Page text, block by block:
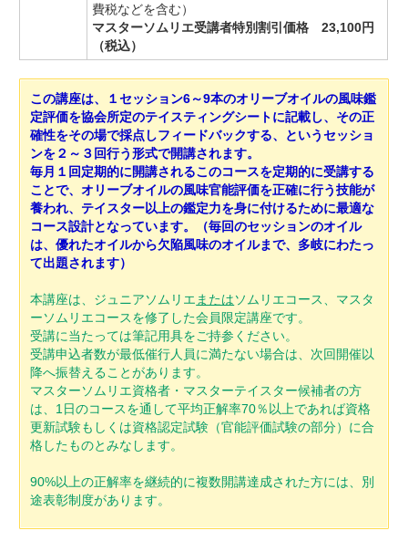
費税などを含む）
マスターソムリエ受講者特別割引価格 23,100円
（税込）
この講座は、１セッション6～9本のオリーブオイルの風味鑑
定評価を協会所定のテイスティングシートに記載し、その正
確性をその場で採点しフィードバックする、というセッショ
ンを２～３回行う形式で開講されます。
毎月１回定期的に開講されるこのコースを定期的に受講する
ことで、オリーブオイルの風味官能評価を正確に行う技能が
養われ、テイスター以上の鑑定力を身に付けるために最適な
コース設計となっています。（毎回のセッションのオイル
は、優れたオイルから欠陥風味のオイルまで、多岐にわたっ
て出題されます）
本講座は、ジュニアソムリエまたはソムリエコース、マスタ
ーソムリエコースを修了した会員限定講座です。
受講に当たっては筆記用具をご持参ください。
受講申込者数が最低催行人員に満たない場合は、次回開催以
降へ振替えることがあります。
マスターソムリエ資格者・マスターテイスター候補者の方
は、1日のコースを通して平均正解率70％以上であれば資格
更新試験もしくは資格認定試験（官能評価試験の部分）に合
格したものとみなします。
90%以上の正解率を継続的に複数開講達成された方には、別
途表彰制度があります。